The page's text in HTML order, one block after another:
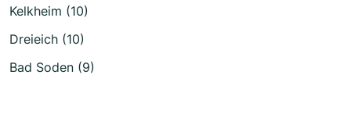
Kelkheim (10)
Dreieich (10)
Bad Soden (9)